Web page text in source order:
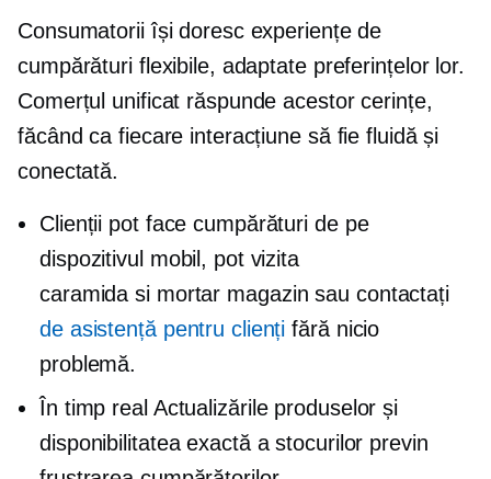
Consumatorii își doresc experiențe de
cumpărături flexibile, adaptate preferințelor lor.
Comerțul unificat răspunde acestor cerințe,
făcând ca fiecare interacțiune să fie fluidă și
conectată.
Clienții pot face cumpărături de pe
dispozitivul mobil, pot vizita
caramida si mortar magazin sau contactați
de asistență pentru clienți fără nicio
problemă.
În timp real Actualizările produselor și
disponibilitatea exactă a stocurilor previn